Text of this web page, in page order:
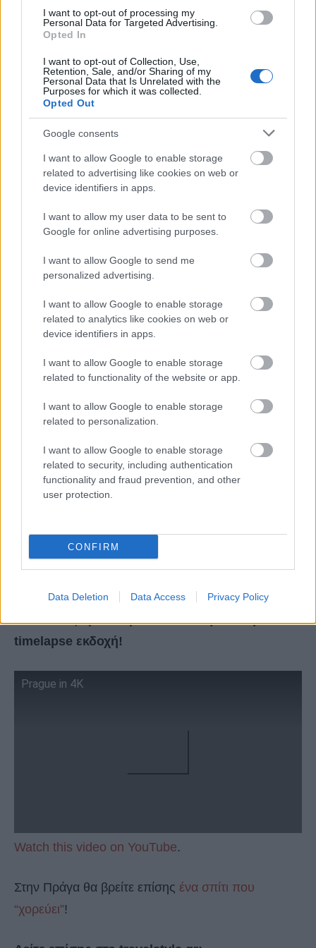
I want to opt-out of processing my
Personal Data for Targeted Advertising.
Opted In
I want to opt-out of Collection, Use,
Retention, Sale, and/or Sharing of my
Personal Data that Is Unrelated with the
Purposes for which it was collected.
Opted Out
Google consents
I want to allow Google to enable storage
related to advertising like cookies on web or
device identifiers in apps.
I want to allow my user data to be sent to
Google for online advertising purposes.
I want to allow Google to send me
personalized advertising.
I want to allow Google to enable storage
related to analytics like cookies on web or
device identifiers in apps.
I want to allow Google to enable storage
related to functionality of the website or app.
I want to allow Google to enable storage
related to personalization.
I want to allow Google to enable storage
related to security, including authentication
functionality and fraud prevention, and other
user protection.
CONFIRM
Data Deletion Data Access Privacy Policy
χαρακτηριστικά δίδυμα καμπαναριά. Θα πρέπει να
δείτε επίσης την πλατεία Βέντσεσλας, εμπορικό
κέντρο της πόλης, με την μεγάλη λεωφόρο που
καταλήγει στο επιβλητικό Εθνικό Μουσείο.
Στη συνέχεια διασχίζονταςτη Γέφυρα του
Καρόλου, που είναι μία από τις πιο ιστορικές
γέφυρες της Ευρώπης και μία από τις πιο όμορφες
του κόσμου, περνάτε στην άλλη όχθη του ποταμού
Μολδάβα στην μικρή συνοικία (Malá Strana) που
κάστρο της Πράγαςείναι ένα σύμπλεγμα
κτισμάτων στην κορυφή ενός λόφου, όπου σήμερα
Δείτε το εξαιρετικό βίντεο από την πόλη σε
timelapse εκδοχή!
Prague in 4K
Watch this video on YouTube.
Στην Πράγα θα βρείτε επίσης ένα σπίτι που
“χορεύει”!